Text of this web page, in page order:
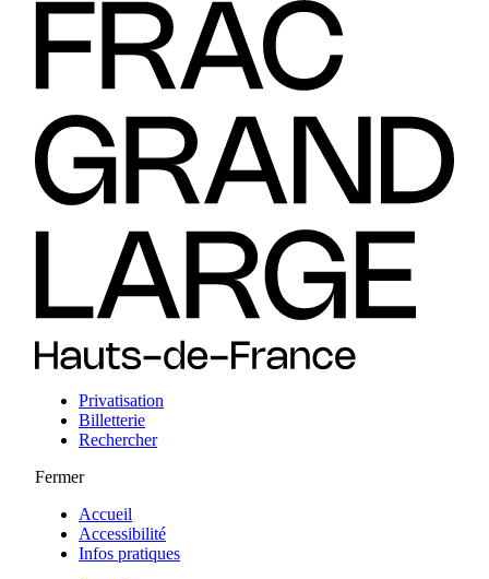
Privatisation
Billetterie
Rechercher
Fermer
Accueil
Accessibilité
Infos pratiques